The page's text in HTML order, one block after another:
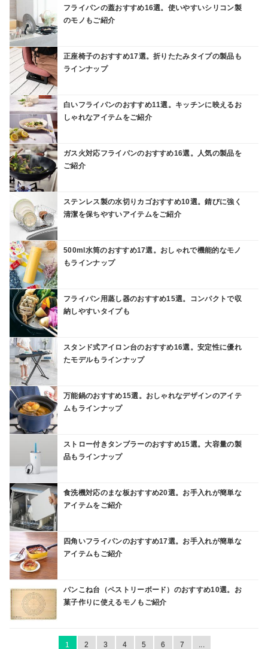
フライパンの蓋おすすめ16選。使いやすいシリコン製
のモノもご紹介
正座椅子のおすすめ17選。折りたたみタイプの製品も
ラインナップ
白いフライパンのおすすめ11選。キッチンに映えるお
しゃれなアイテムをご紹介
ガス火対応フライパンのおすすめ16選。人気の製品を
ご紹介
ステンレス製の水切りカゴおすすめ10選。錆びに強く
清潔を保ちやすいアイテムをご紹介
500ml水筒のおすすめ17選。おしゃれで機能的なモノ
もラインナップ
フライパン用蒸し器のおすすめ15選。コンパクトで収
納しやすいタイプも
スタンド式アイロン台のおすすめ16選。安定性に優れ
たモデルもラインナップ
万能鍋のおすすめ15選。おしゃれなデザインのアイテ
ムもラインナップ
ストロー付きタンブラーのおすすめ15選。大容量の製
品もラインナップ
食洗機対応のまな板おすすめ20選。お手入れが簡単な
アイテムをご紹介
四角いフライパンのおすすめ17選。お手入れが簡単な
アイテムもご紹介
パンこね台（ペストリーボード）のおすすめ10選。お
菓子作りに使えるモノもご紹介
1 2 3 4 5 6 7 ...